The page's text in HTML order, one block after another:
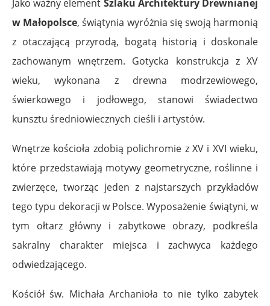
Jako ważny element Szlaku Architektury Drewnianej
w Małopolsce, świątynia wyróżnia się swoją harmonią
z otaczającą przyrodą, bogatą historią i doskonale
zachowanym wnętrzem. Gotycka konstrukcja z XV
wieku, wykonana z drewna modrzewiowego,
świerkowego i jodłowego, stanowi świadectwo
kunsztu średniowiecznych cieśli i artystów.
Wnętrze kościoła zdobią polichromie z XV i XVI wieku,
które przedstawiają motywy geometryczne, roślinne i
zwierzęce, tworząc jeden z najstarszych przykładów
tego typu dekoracji w Polsce. Wyposażenie świątyni, w
tym ołtarz główny i zabytkowe obrazy, podkreśla
sakralny charakter miejsca i zachwyca każdego
odwiedzającego.
Kościół św. Michała Archanioła to nie tylko zabytek